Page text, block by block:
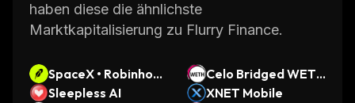
haben diese die ähnlichste
Marktkapitalisierung zu Flurry Finance.
SpaceX • Robinhoo
d Token
Celo Bridged WETH
(Celo)
Sleepless AI
XNET Mobile